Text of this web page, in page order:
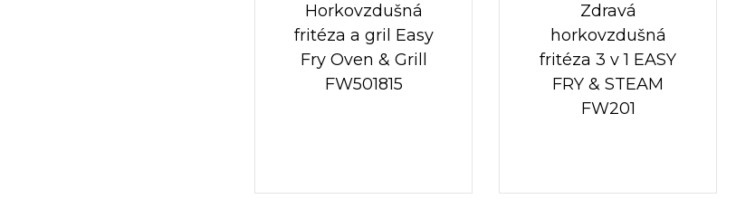
Horkovzdušná
fritéza a gril Easy
Fry Oven & Grill
FW501815
Zdravá
horkovzdušná
fritéza 3 v 1 EASY
FRY & STEAM
FW201